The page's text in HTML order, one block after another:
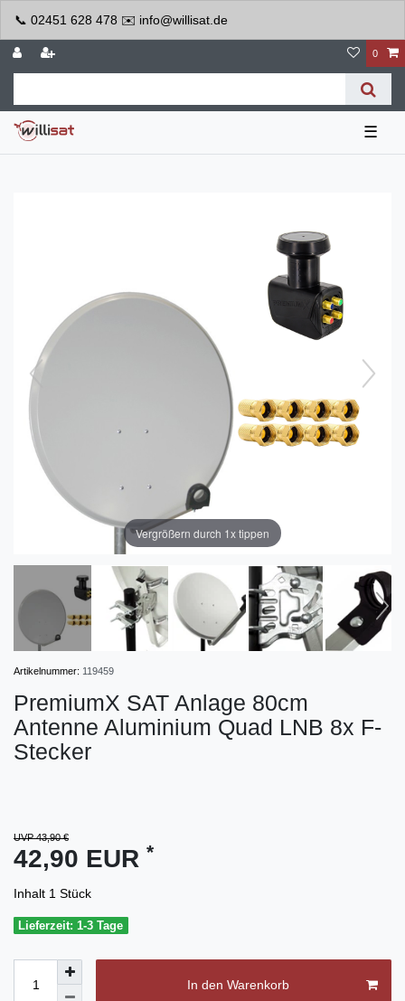
📞 02451 628 478 ✉️ info@willisat.de
0
☰
Vergrößern durch 1x tippen
Artikelnummer: 119459
PremiumX SAT Anlage 80cm
Antenne Aluminium Quad LNB 8x F-
Stecker
UVP 43,90 €
42,90 EUR *
Inhalt 1 Stück
Lieferzeit: 1-3 Tage
In den Warenkorb